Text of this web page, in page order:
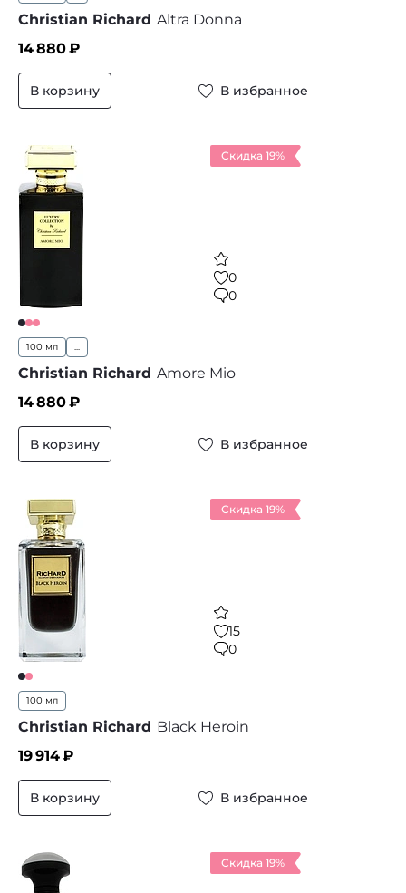
Christian Richard Altra Donna
14 880₽
В корзину В избранное
Скидка 19%
0
0
100 мл ...
Christian Richard Amore Mio
14 880₽
В корзину В избранное
Скидка 19%
15
0
100 мл
Christian Richard Black Heroin
19 914₽
В корзину В избранное
Скидка 19%